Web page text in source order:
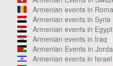
Armenian events in
Armenian events in Syria
Armenian events in Egypt
Armenian events in Iraq
Armenian Events in
Armenian events in Israel